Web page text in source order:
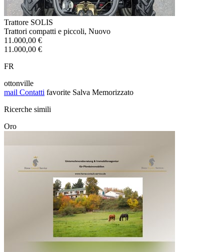
Trattore SOLIS
Trattori compatti e piccoli, Nuovo
11.000,00 €
11.000,00 €
FR
ottonville
mail Contatti favorite Salva Memorizzato
Ricerche simili
Oro